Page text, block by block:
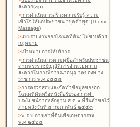
สะดวก(zip)
>การดำเนินการสร้างความรับรู้ ความ
เข้าใจให้แก่ประชาชน "ชุดคำพูด"(Theme
Massage)
>แบบรายงานออกโฉนดที่ดินฯไม่ชอบด้วย
กฎหมาย
>เป้าหมายการให้บริการ
>การดำเนินการตามคู่มือสำหรับประชาชน
ตามพระราชบัญญัติการอำนวยความ
สะดวกในการพิจารณาอนุญาตของท าง
ราชการ พ.ศ.๒๕๕๘
>การตรวจสอบและจัดทำข้อมูลขอออก
โฉนดที่ดินหรือหนังสือรับรองการทำ
ประโยชน์จากหลักฐาน ส.ค.๑ ที่ยื่นคำขอไว้
ภายหลังวันที่ ๘ กุมภาพันธ์ ๒๕๕๓
>พ.ร.บ.การเช่าที่ดินเพื่อเกษตรกรรม
พ.ศ.๒๕๒๔